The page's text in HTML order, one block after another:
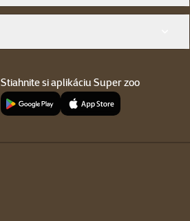
Stiahnite si aplikáciu Super zoo